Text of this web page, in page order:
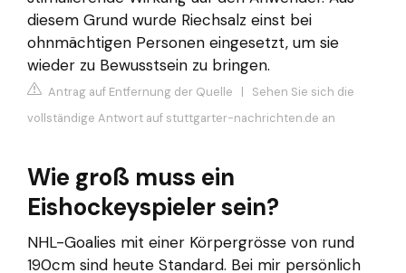
diesem Grund wurde Riechsalz einst bei
ohnmächtigen Personen eingesetzt, um sie
wieder zu Bewusstsein zu bringen.
Antrag auf Entfernung der Quelle | Sehen Sie sich die
vollständige Antwort auf stuttgarter-nachrichten.de an
Wie groß muss ein
Eishockeyspieler sein?
NHL-Goalies mit einer Körpergrösse von rund
190cm sind heute Standard. Bei mir persönlich